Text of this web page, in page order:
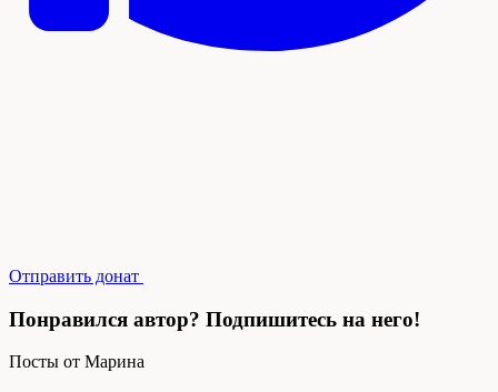
Отправить донат
Понравился автор? Подпишитесь на него!
Посты от Марина